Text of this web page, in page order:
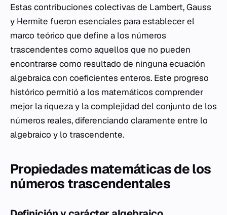
Estas contribuciones colectivas de Lambert, Gauss
y Hermite fueron esenciales para establecer el
marco teórico que define a los números
trascendentes como aquellos que no pueden
encontrarse como resultado de ninguna ecuación
algebraica con coeficientes enteros. Este progreso
histórico permitió a los matemáticos comprender
mejor la riqueza y la complejidad del conjunto de los
números reales, diferenciando claramente entre lo
algebraico y lo trascendente.
Propiedades matemáticas de los
números trascendentales